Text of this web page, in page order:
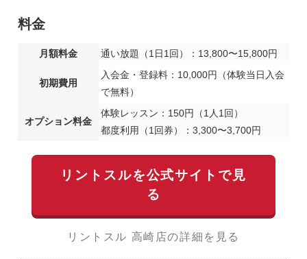
料金
月額料金 通い放題（1日1回）：13,800〜15,800円
初期費用
入会金・登録料：10,000円（体験当日入会
で無料）
オプション料金
体験レッスン：150円（1人1回）
都度利用（1回券）：3,300〜3,700円
リントスルを公式サイトで見
る
リントスル 高崎店の詳細を見る